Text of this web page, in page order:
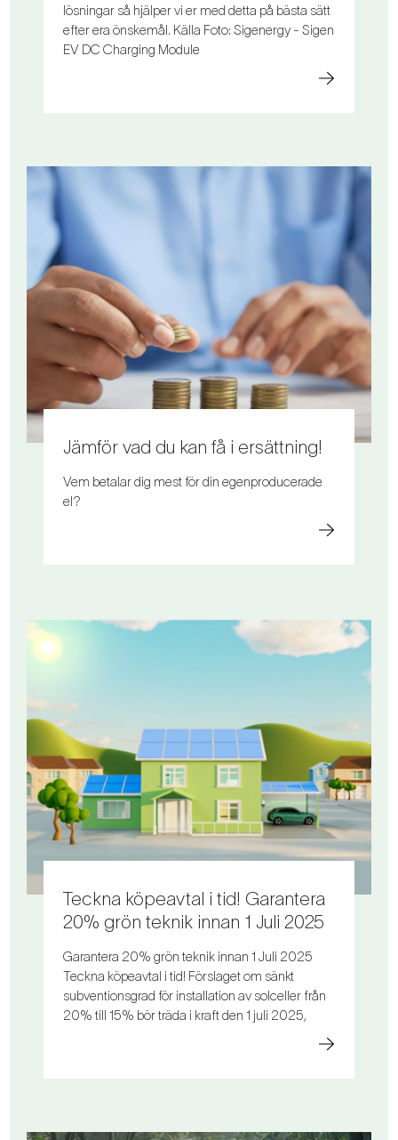
lösningar så hjälper vi er med detta på bästa sätt
efter era önskemål. Källa Foto: Sigenergy - Sigen
EV DC Charging Module
Jämför vad du kan få i ersättning!
Vem betalar dig mest för din egenproducerade
el?
Teckna köpeavtal i tid! Garantera
20% grön teknik innan 1 Juli 2025
Garantera 20% grön teknik innan 1 Juli 2025
Teckna köpeavtal i tid! Förslaget om sänkt
subventionsgrad för installation av solceller från
20% till 15% bör träda i kraft den 1 juli 2025,